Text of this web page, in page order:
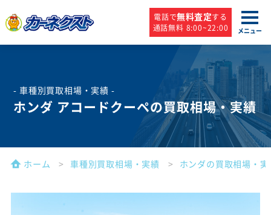
電話で無料査定する
通話無料 8:00~22:00
メニュー
- 車種別買取相場・実績 -
ホンダ アコードクーペの買取相場・実績
ホーム 車種別買取相場・実績 ホンダの買取相場・